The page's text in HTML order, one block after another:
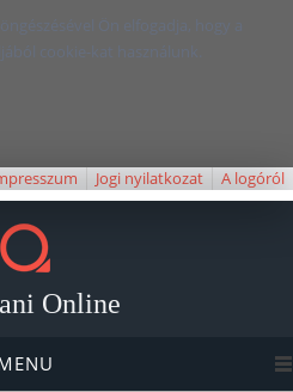
Ön elfogadja, hogy a
cookie-kat használunk.
Jogi nyilatkozat A logóról
Online